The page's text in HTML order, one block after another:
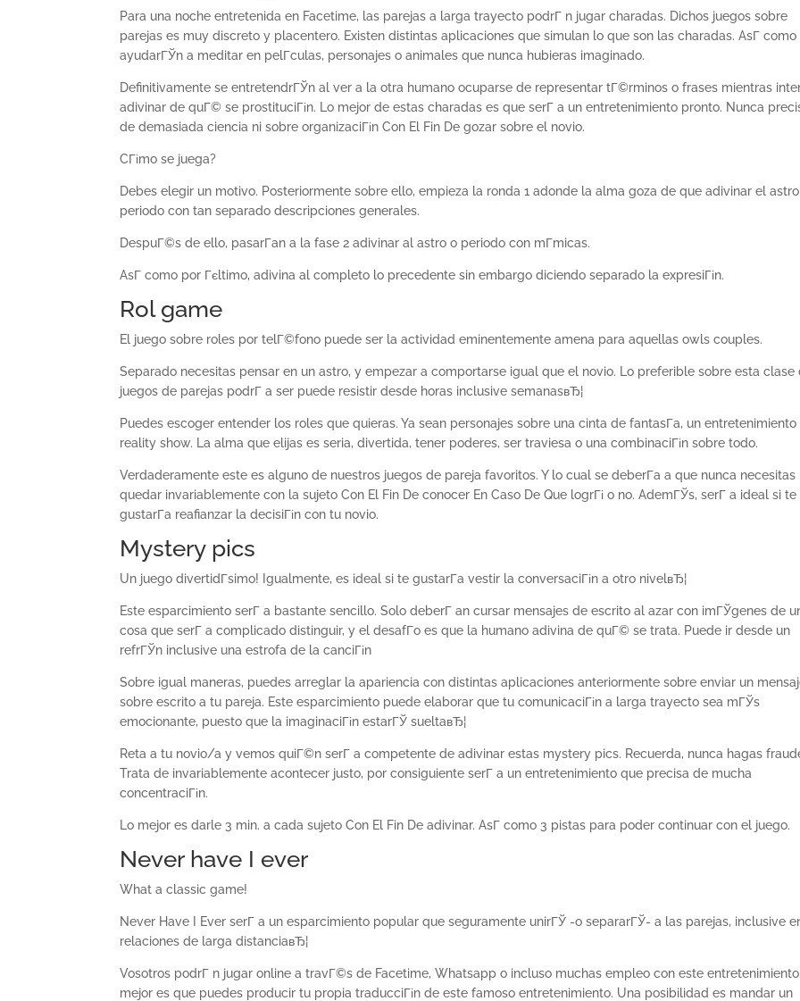
Para una noche entretenida en Facetime, las parejas a larga trayecto podrГ­ n jugar charadas. Dichos juegos sobre
parejas es muy discreto y placentero. Existen distintas aplicaciones que simulan lo que son las charadas. AsГ­ como
ayudarГЎn a meditar en pelГ­culas, personajes o animales que nunca hubieras imaginado.
Definitivamente se entretendrГЎn al ver a la otra humano ocuparse de representar tГ©rminos o frases mientras
adivinar de quГ© se prostituciГіn. Lo mejor de estas charadas es que serГ­ a un entretenimiento pronto. Nunca
de demasiada ciencia ni sobre organizaciГіn Con El Fin De gozar sobre el novio.
CГіmo se juega?
Debes elegir un motivo. Posteriormente sobre ello, empieza la ronda 1 adonde la alma goza de que adivinar el
periodo con tan separado descripciones generales.
DespuГ©s de ello, pasarГ­an a la fase 2 adivinar al astro o periodo con mГ­micas.
AsГ­ como por Гєltimo, adivina al completo lo precedente sin embargo diciendo separado la expresiГіn.
Rol game
El juego sobre roles por telГ©fono puede ser la actividad eminentemente amena para aquellas owls couples.
Separado necesitas pensar en un astro, y empezar a comportarse igual que el novio. Lo preferible sobre esta clase
juegos de parejas podrГ­ a ser puede resistir desde horas inclusive semanasвЂ¦
Puedes escoger entender los roles que quieras. Ya sean personajes sobre una cinta de fantasГ­a, un entretenimiento
reality show. La alma que elijas es seria, divertida, tener poderes, ser traviesa o una combinaciГіn sobre todo.
Verdaderamente este es alguno de nuestros juegos de pareja favoritos. Y lo cual se deberГ­a a que nunca necesitas
quedar invariablemente con la sujeto Con El Fin De conocer En Caso De Que logrГі o no. AdemГЎs, serГ­ a ideal si te
gustarГ­a reafianzar la decisiГіn con tu novio.
Mystery pics
Un juego divertidГ­simo! Igualmente, es ideal si te gustarГ­a vestir la conversaciГіn a otro nivelвЂ¦
Este esparcimiento serГ­ a bastante sencillo. Solo deberГ­ an cursar mensajes de escrito al azar con imГЎgenes de
cosa que serГ­ a complicado distinguir, y el desafГ­o es que la humano adivina de quГ© se trata. Puede ir desde un
refrГЎn inclusive una estrofa de la canciГіn
Sobre igual maneras, puedes arreglar la apariencia con distintas aplicaciones anteriormente sobre enviar un
sobre escrito a tu pareja. Este esparcimiento puede elaborar que tu comunicaciГіn a larga trayecto sea mГЎs
emocionante, puesto que la imaginaciГіn estarГЎ sueltaвЂ¦
Reta a tu novio/a y vemos quiГ©n serГ­ a competente de adivinar estas mystery pics. Recuerda, nunca hagas
Trata de invariablemente acontecer justo, por consiguiente serГ­ a un entretenimiento que precisa de mucha
concentraciГіn.
Lo mejor es darle 3 min. a cada sujeto Con El Fin De adivinar. AsГ­ como 3 pistas para poder continuar con el juego.
Never have I ever
What a classic game!
Never Have I Ever serГ­ a un esparcimiento popular que seguramente unirГЎ -o separarГЎ- a las parejas, inclusive
relaciones de larga distanciaвЂ¦
Vosotros podrГ­ n jugar online a travГ©s de Facetime, Whatsapp o incluso muchas empleo con este
mejor es que puedes producir tu propia traducciГіn de este famoso entretenimiento. Una posibilidad es mandar un